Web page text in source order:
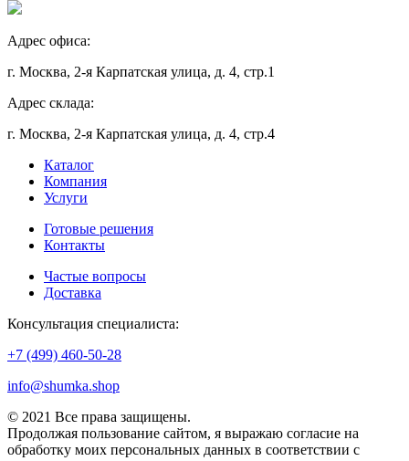
Адрес офиса:
г. Москва, 2-я Карпатская улица, д. 4, стр.1
Адрес склада:
г. Москва, 2-я Карпатская улица, д. 4, стр.4
Каталог
Компания
Услуги
Готовые решения
Контакты
Частые вопросы
Доставка
Консультация специалиста:
+7 (499) 460-50-28
info@shumka.shop
© 2021 Все права защищены.
Продолжая пользование сайтом, я выражаю согласие на
обработку моих персональных данных в соответствии с